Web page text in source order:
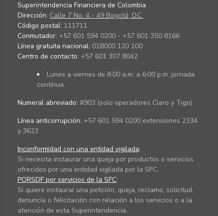
Superintendencia Financiera de Colombia
Dirección: Calle 7 No. 4 - 49 Bogotá, D.C.
Código postal: 111711
Conmutador: +57 601 594 0200 - +57 601 350 8166
Línea gratuita nacional: 018000 120 100
Centro de contacto: +57 601 307 8042
Lunes a viernes de 8:00 a.m. a 6:00 p.m. jornada
continua.
Numeral abreviado: #903 (solo operadores Claro y Tigo)
Línea anticorrupción: +57 601 594 0200 extensiones 2334
y 3623
Inconformidad con una entidad vigilada:
Si necesita instaurar una queja por productos o servicios
ofrecidos por una entidad vigilada por la SFC.
PQRSDF por servicios de la SFC:
Si quiere instaurar una petición, queja, reclamo, solicitud,
denuncia o felicitación con relación a los servicios o a la
atención de esta Superintendencia.